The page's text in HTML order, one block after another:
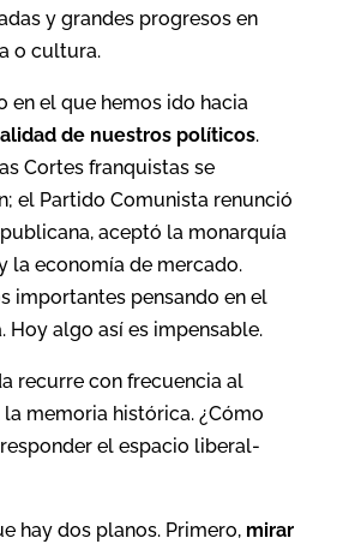
y grandes progresos en
o cultura.
en el que hemos ido hacia
de nuestros políticos.
Cortes franquistas se
el Partido Comunista renunció
aceptó la monarquía
la economía de mercado.
importantes pensando en el
Hoy algo así es impensable.
recurre con frecuencia al
memoria histórica. ¿Cómo
el espacio liberal-
hay dos planos. Primero, mirar